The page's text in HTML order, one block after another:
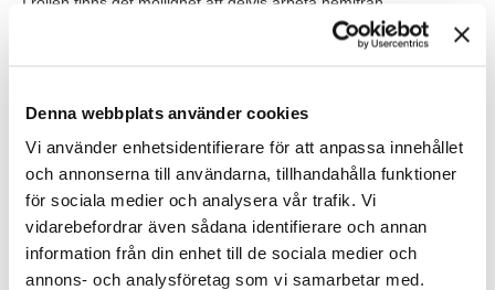
Denna webbplats använder cookies
Vi använder enhetsidentifierare för att anpassa innehållet
och annonserna till användarna, tillhandahålla funktioner
för sociala medier och analysera vår trafik. Vi
vidarebefordrar även sådana identifierare och annan
information från din enhet till de sociala medier och
annons- och analysföretag som vi samarbetar med.
För tjänsten erbjuds du kollektivavtal, friskvårdsbidrag och
Våra förväntningar
Vi söker dig som har en relevant utbildning och har flera års
erfarenhet inom utveckling och kravställning av
verksamhetssystem, sannolikt som systemspecialist och eller
som systemägare. Erfarenhet av Astro, nShift, AutoStore
(eManager) är meriterande.